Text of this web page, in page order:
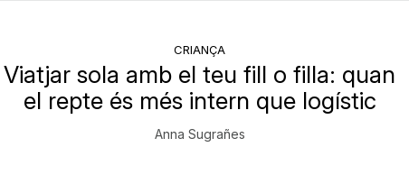
CRIANÇA
Viatjar sola amb el teu fill o filla: quan
el repte és més intern que logístic
Anna Sugrañes